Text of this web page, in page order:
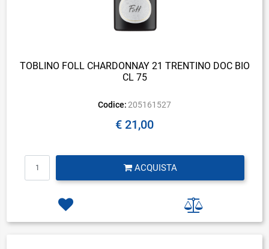
TOBLINO FOLL CHARDONNAY 21 TRENTINO DOC BIO
CL 75
Codice: 205161527
€ 21,00
ACQUISTA